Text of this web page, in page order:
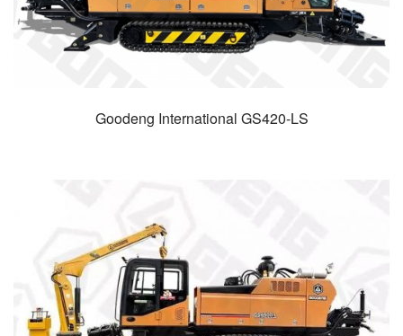
Goodeng International GS420-LS